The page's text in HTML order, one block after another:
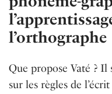
l’orthographe
Que propose Vaté ? Il
sur les règles de